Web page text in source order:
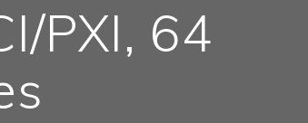
PXI, 64